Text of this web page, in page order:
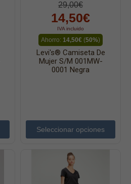
29,00€
14,50€
IVA incluido
Ahorro: 14,50€ (50%)
Levi's® Camiseta De
Mujer S/m 001MW-
0001 Negra
Seleccionar opciones